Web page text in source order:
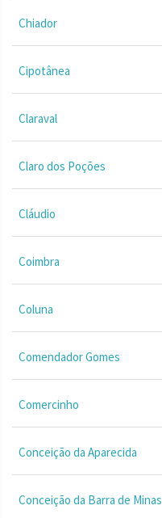
Chiador
Cipotânea
Claraval
Claro dos Poções
Cláudio
Coimbra
Coluna
Comendador Gomes
Comercinho
Conceição da Aparecida
Conceição da Barra de Minas